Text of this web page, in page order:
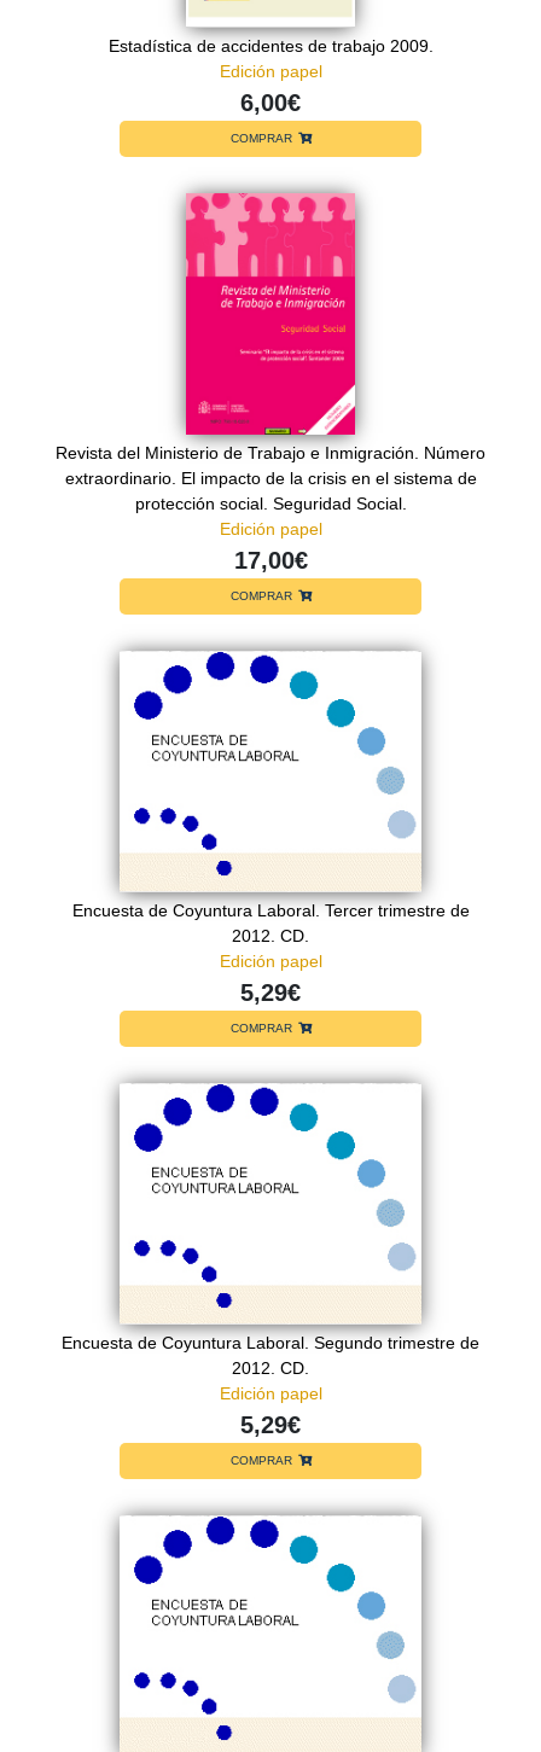
Estadística de accidentes de trabajo 2009.
Edición papel
6,00€
COMPRAR
Revista del Ministerio de Trabajo e Inmigración. Número
extraordinario. El impacto de la crisis en el sistema de
protección social. Seguridad Social.
Edición papel
17,00€
COMPRAR
Encuesta de Coyuntura Laboral. Tercer trimestre de
2012. CD.
Edición papel
5,29€
COMPRAR
Encuesta de Coyuntura Laboral. Segundo trimestre de
2012. CD.
Edición papel
5,29€
COMPRAR